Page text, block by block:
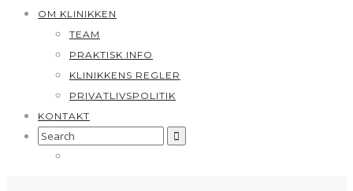
OM KLINIKKEN
TEAM
PRAKTISK INFO
KLINIKKENS REGLER
PRIVATLIVSPOLITIK
KONTAKT
Search